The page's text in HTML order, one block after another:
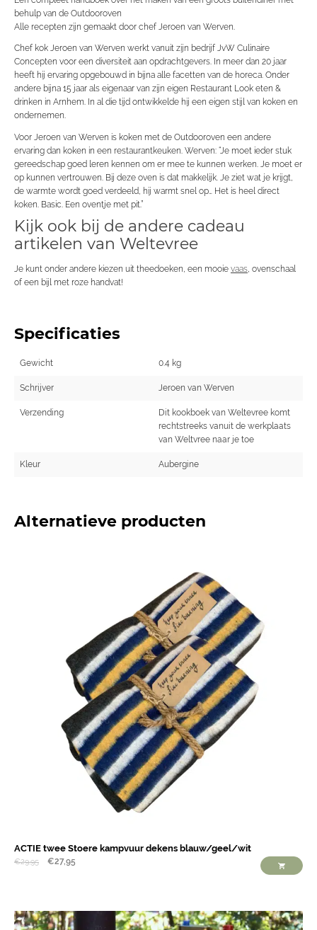
behulp van de Outdooroven
Alle recepten zijn gemaakt door chef Jeroen van Werven.
Chef kok Jeroen van Werven werkt vanuit zijn bedrijf JvW Culinaire
Concepten voor een diversiteit aan opdrachtgevers. In meer dan 20 jaar
heeft hij ervaring opgebouwd in bijna alle facetten van de horeca. Onder
andere bijna 15 jaar als eigenaar van zijn eigen Restaurant Look eten &
drinken in Arnhem. In al die tijd ontwikkelde hij een eigen stijl van koken en
ondernemen.
Voor Jeroen van Werven is koken met de Outdooroven een andere
ervaring dan koken in een restaurantkeuken. Werven: “Je moet ieder stuk
gereedschap goed leren kennen om er mee te kunnen werken. Je moet er
op kunnen vertrouwen. Bij deze oven is dat makkelijk. Je ziet wat je krijgt,
de warmte wordt goed verdeeld, hij warmt snel op… Het is heel direct
koken. Basic. Een oventje met pit.”
Kijk ook bij de andere cadeau
artikelen van Weltevree
Je kunt onder andere kiezen uit theedoeken, een mooie vaas, ovenschaal
of een bijl met roze handvat!
Specificaties
Gewicht 0.4 kg
Schrijver Jeroen van Werven
Verzending
Dit kookboek van Weltevree komt
rechtstreeks vanuit de werkplaats
van Weltvree naar je toe
Kleur Aubergine
Alternatieve producten
ACTIE twee Stoere kampvuur dekens blauw/geel/wit
€29,95 €27,95